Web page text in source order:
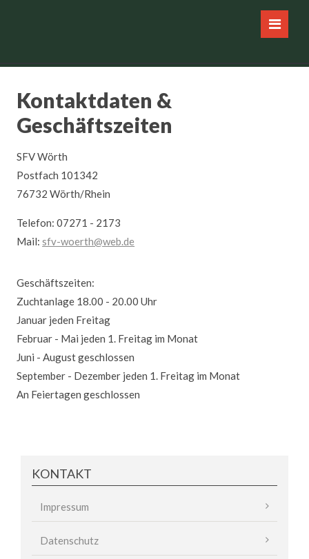
Mitgliedschaft
Gebührenübersicht
Aufnahmeantrag
FISCHZUCHT
Daten
zur
GEWÄSSER
Gewässerübersicht
Schauffele
Zutrittsregelung
Schauffele
Tabuzonen
Schauffele
Kiefer-
Hafen-
Altwasser
Kontaktdaten &
Geschäftszeiten
SFV Wörth
Postfach 101342
76732 Wörth/Rhein
Telefon: 07271 - 2173
Mail:sfv-woerth@web.de
Geschäftszeiten:
Zuchtanlage 18.00 - 20.00 Uhr
Januar jeden Freitag
Februar - Mai jeden 1. Freitag im Monat
Juni - August geschlossen
September - Dezember jeden 1. Freitag im Monat
An Feiertagen geschlossen
KONTAKT
Navigation
Impressum
Datenschutz